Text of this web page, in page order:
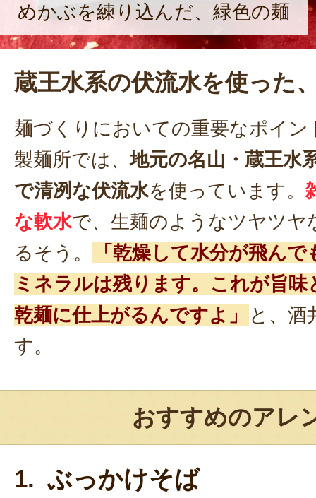
めかぶを練り込んだ、緑色の麺
蔵王水系の伏流水を使った
麺づくりにおいての重要なポイン
製麺所では、地元の名山・蔵王水
で清冽な伏流水を使っています。
な軟水で、生麺のようなツヤツヤ
るそう。
「乾燥して水分が飛ん
ミネラルは残ります。これが旨
乾麺に仕上がるんですよ」
と、酒
す。
おすすめのアレ
1. ぶっかけそば